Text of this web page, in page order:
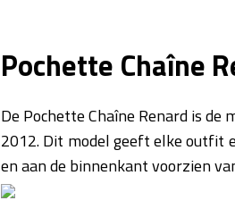
Pochette Chaîne
De Pochette Chaîne Renard is
2012. Dit model geeft elke outfit
en aan de binnenkant voorzien